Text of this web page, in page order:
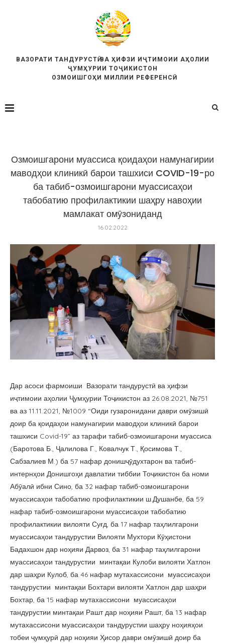
ВАЗОРАТИ ТАНДУРУСТӢ ВА ҲИФЗИ ИҶТИМОИИ АҲОЛИИ
ҶУМҲУРИИ ТОҶИКИСТОН
ОЗМОИШГОҲИ МИЛЛИИ РЕФЕРЕНСӢ
Озмоишгарони муассиса қоидаҳои намунагирии
маводҳои клиникӣ барои ташхиси COVID-19-ро
ба табиб-озмоишгарони муассисаҳои
табобатию профилактикии шаҳру навоҳии
мамлакат омӯзониданд
16.02.2022
Дар асоси фармоиши Вазорати тандурустӣ ва ҳифзи
иҷтимоии аҳолии Ҷумҳурии Тоҷикистон аз 26.08.2021, №751
ва аз 11.11.2021, №1009 “Оиди гузаронидани даври омӯзишӣ
доир ба қоидаҳои намунагирии маводҳои клиникӣ барои
ташхиси Covid-19” аз тарафи табиб-озмоишгарони муассиса
(Баротова Б., Ҷалилова Г., Ковалчук Т., Қосимова Т.,
Сабзалиев М.) ба 57 нафар донишҷӯдухтарон ва табиб-
интернҳои Донишгоҳи давлатии тиббии Тоҷикистон ба номи
Абӯалӣ ибни Сино, ба 32 нафар табиб-озмоишгарони
муассисаҳои табобатию профилактикии ш.Душанбе, ба 59
нафар табиб-озмоишгарони муассисаҳои табобатию
профилактикии вилояти Суғд, ба 17 нафар таҳлилгарони
муассисаҳои тандурустии Вилояти Мухтори Кӯҳистони
Бадахшон дар ноҳияи Дарвоз, ба 31 нафар таҳлилгарони
муассисаҳои тандурустии минтақаи Кулоби вилояти Хатлон
дар шаҳри Кулоб, ба 46 нафар мутахассисони муассисаҳои
тандурустии минтақаи Бохтари вилояти Хатлон дар шаҳри
Бохтар, ба 15 нафар мутахассисони муассисаҳои
тандурустии минтақаи Рашт дар ноҳияи Рашт, ба 13 нафар
мутахассисони муассисаҳои тандурустии шаҳру ноҳияҳои
тобеи ҷумҳурӣ дар ноҳияи Ҳисор даври омӯзишӣ доир ба